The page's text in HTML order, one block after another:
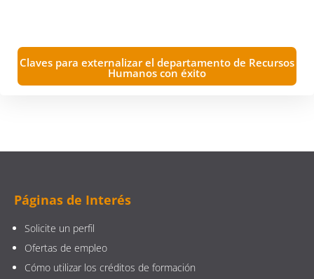
Claves para externalizar el departamento de Recursos
Humanos con éxito
Páginas de Interés
Solicite un perfil
Ofertas de empleo
Cómo utilizar los créditos de formación